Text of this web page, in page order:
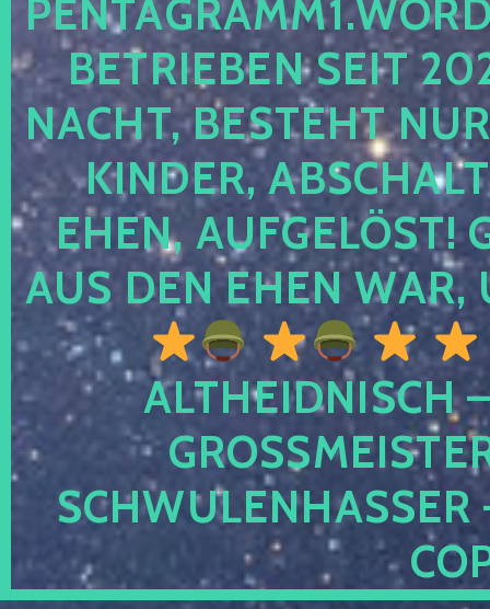
TRIEBEN SEIT 2024
CHT, BESTEHT NUR
NDER,
EN, AUFGELÖST!
S DEN EHEN WAR,
ALTHEIDNISCH
CHWULENHASSER